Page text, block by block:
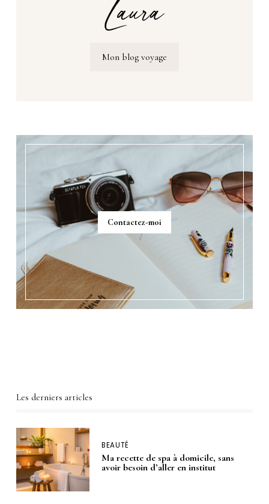
Mon blog voyage
Contactez-moi
Les derniers articles
BEAUTÉ
Ma recette de spa à domicile, sans
avoir besoin d’aller en institut